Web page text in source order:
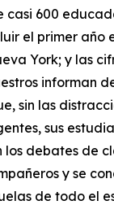
casi 600
el primer año
York; y las
informan
sin las
sus
los debates de
y se
de todo el